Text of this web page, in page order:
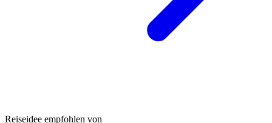
Reiseidee empfohlen von